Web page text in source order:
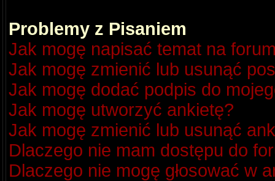
Problemy z Pisaniem
Jak mogę napisać temat na
Jak mogę zmienić lub usunąć
Jak mogę dodać podpis do
Jak mogę utworzyć ankietę?
Jak mogę zmienić lub usunąć
Dlaczego nie mam dostępu do
Dlaczego nie mogę głosować w